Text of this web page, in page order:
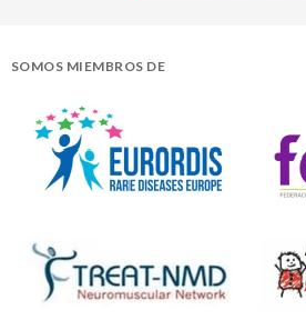
SOMOS MIEMBROS DE